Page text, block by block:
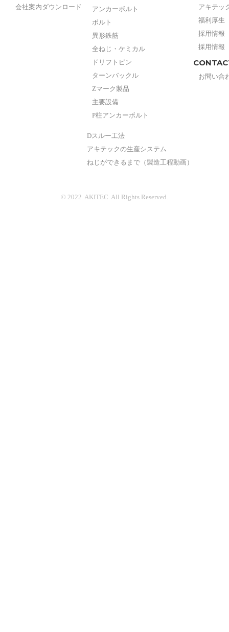
会社案内ダウンロード
アンカーボルト
ボルト
異形鉄筋
全ねじ・ケミカル
ドリフトピン
ターンバックル
Zマーク製品
主要設備
P柱アンカーボルト
Dスルー工法
アキテックの生産システム
ねじができるまで（製造工程動画）
アキテッ
福利厚生
採用情報
採用情報
お問い合
© 2022 AKITEC. All Rights Reserved.